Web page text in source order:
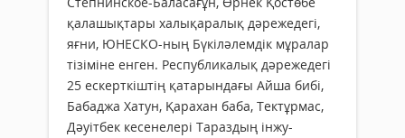
қалашықтары халықаралық дәрежедегі,
яғни, ЮНЕСКО-ның Бүкіләлемдік мұралар
тізіміне енген. Респуб­ли­калық дәрежедегі
25 ескерткіштің қата­рындағы Айша бибі,
Бабаджа Хатун, Қарахан баба, Тектұрмас,
Дәуітбек ке­се­нелері Тараздың ін­жу-